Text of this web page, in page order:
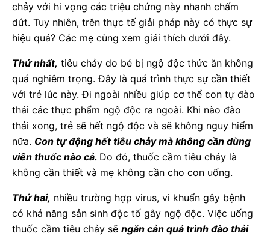
chảy với hi vọng các triệu chứng này nhanh chấm
dứt. Tuy nhiên, trên thực tế giải pháp này có thực sự
hiệu quả? Các mẹ cùng xem giải thích dưới đây.
Thứ nhất, tiêu chảy do bé bị ngộ độc thức ăn không
quá nghiêm trọng. Đây là quá trình thực sự cần thiết
với trẻ lúc này. Đi ngoài nhiều giúp cơ thể con tự đào
thải các thực phẩm ngộ độc ra ngoài. Khi nào đào
thải xong, trẻ sẽ hết ngộ độc và sẽ không nguy hiểm
nữa. Con tự động hết tiêu chảy mà không cần dùng
viên thuốc nào cả. Do đó, thuốc cầm tiêu chảy là
không cần thiết và mẹ không cần cho con uống.
Thứ hai, nhiều trường hợp virus, vi khuẩn gây bệnh
có khả năng sản sinh độc tố gây ngộ độc. Việc uống
thuốc cầm tiêu chảy sẽ ngăn cản quá trình đào thải